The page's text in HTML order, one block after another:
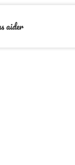
aider